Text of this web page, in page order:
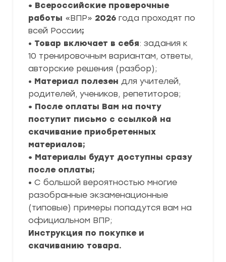
• Всероссийские проверочные
работы «ВПР» 2026 года проходят по
всей России;
• Товар включает в себя: задания к
10 тренировочным вариантам, ответы,
авторские решения (разбор);
• Материал полезен для учителей,
родителей, учеников, репетиторов;
• После оплаты Вам на почту
поступит письмо с ссылкой на
скачивание приобретенных
материалов;
• Материалы будут доступны сразу
после оплаты;
• С большой вероятностью многие
разобранные экзаменационные
(типовые) примеры попадутся вам на
официальном ВПР;
Инструкция по покупке и
скачиванию товара.